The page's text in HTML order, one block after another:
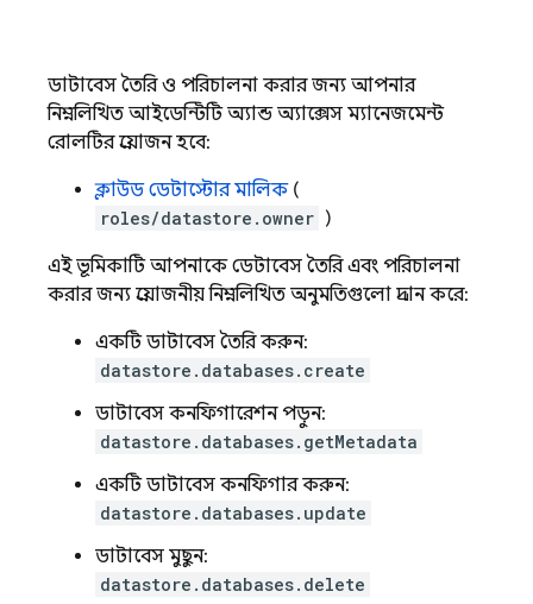
ডাটাবেস তৈরি ও পরিচালনা করার জন্য আপনার
নিম্নলিখিত আইডেন্টিটি অ্যান্ড অ্যাক্সেস ম্যানেজমেন্ট
রোলটির প্রয়োজন হবে:
ক্লাউড ডেটাস্টোর মালিক(
roles/datastore.owner )
এই ভূমিকাটি আপনাকে ডেটাবেস তৈরি এবং পরিচালনা
করার জন্য প্রয়োজনীয় নিম্নলিখিত অনুমতিগুলো প্রদান করে:
একটি ডাটাবেস তৈরি করুন:
datastore.databases.create
ডাটাবেস কনফিগারেশন পড়ুন:
datastore.databases.getMetadata
একটি ডাটাবেস কনফিগার করুন:
datastore.databases.update
ডাটাবেস মুছুন:
datastore.databases.delete